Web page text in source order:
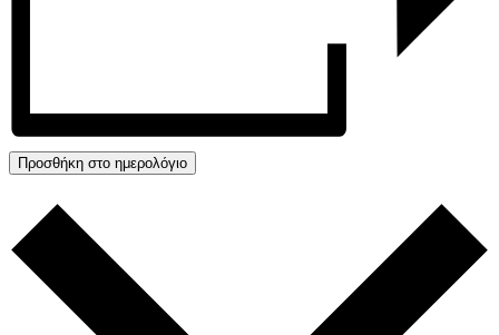
Προσθήκη στο ημερολόγιο